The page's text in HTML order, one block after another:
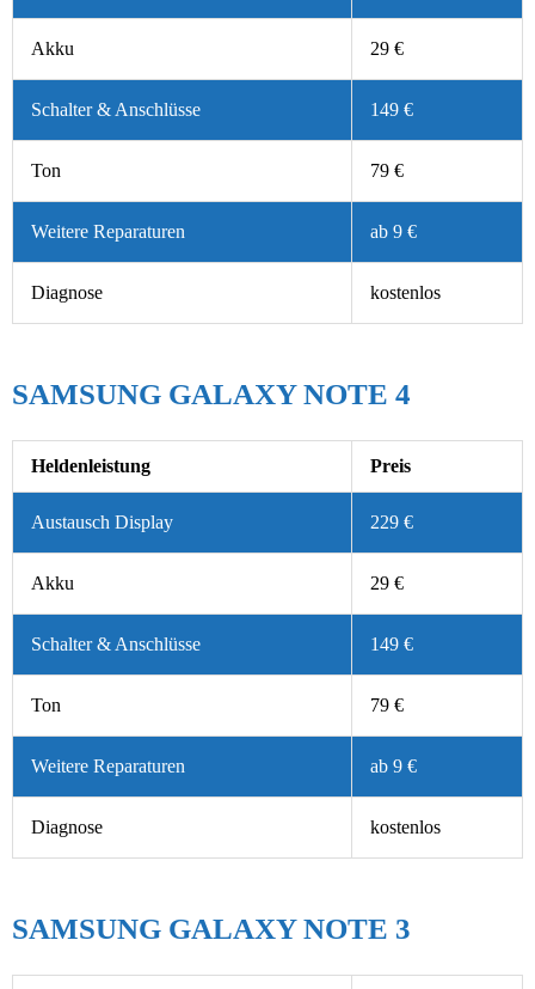
Akku 29 €
Schalter & Anschlüsse 149 €
Ton 79 €
Weitere Reparaturen ab 9 €
Diagnose kostenlos
SAMSUNG GALAXY NOTE 4
Heldenleistung Preis
Austausch Display 229 €
Akku 29 €
Schalter & Anschlüsse 149 €
Ton 79 €
Weitere Reparaturen ab 9 €
Diagnose kostenlos
SAMSUNG GALAXY NOTE 3